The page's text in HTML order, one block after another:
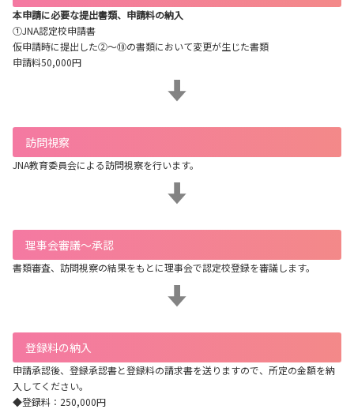
本申請に必要な提出書類、申請料の納入
①JNA認定校申請書
仮申請時に提出した②～⑩の書類において変更が生じた書類
申請料50,000円
訪問視察
JNA教育委員会による訪問視察を行います。
理事会審議〜承認
書類審査、訪問視察の結果をもとに理事会で認定校登録を審議します。
登録料の納入
申請承認後、登録承認書と登録料の請求書を送りますので、所定の金額を納
入してください。
◆登録料：250,000円